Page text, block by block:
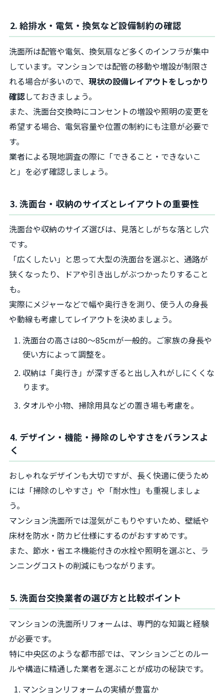
2. 給排水・電気・換気など設備制約の確認
洗面所は配管や電気、換気扇など多くのインフラが集中
しています。マンションでは配管の移動や増設が制限さ
れる場合が多いので、 現状の設備レイアウトをしっかり
確認しておきましょう。
また、洗面台交換時にコンセントの増設や照明の変更を
希望する場合、電気容量や位置の制約にも注意が必要で
す。
業者による現地調査の際に「できること・できないこ
と」を必ず確認しましょう。
3. 洗面台・収納のサイズとレイアウトの重要性
洗面台や収納のサイズ選びは、見落としがちな落とし穴
です。
「広くしたい」と思って大型の洗面台を選ぶと、通路が
狭くなったり、ドアや引き出しがぶつかったりすること
も。
実際にメジャーなどで幅や奥行きを測り、使う人の身長
や動線も考慮してレイアウトを決めましょう。
洗面台の高さは80～85cmが一般的。ご家族の身長や
使い方によって調整を。
収納は「奥行き」が深すぎると出し入れがしにくくな
ります。
タオルや小物、掃除用具などの置き場も考慮を。
4. デザイン・機能・掃除のしやすさをバランスよ
く
おしゃれなデザインも大切ですが、長く快適に使うため
には「掃除のしやすさ」や「耐水性」も重視しましょ
う。
マンション洗面所では湿気がこもりやすいため、壁紙や
床材を防水・防カビ仕様にするのがおすすめです。
また、節水・省エネ機能付きの水栓や照明を選ぶと、ラ
ンニングコストの削減にもつながります。
5. 洗面台交換業者の選び方と比較ポイント
マンションの洗面所リフォームは、専門的な知識と経験
が必要です。
特に中央区のような都市部では、マンションごとのルー
ルや構造に精通した業者を選ぶことが成功の秘訣です。
マンションリフォームの実績が豊富か